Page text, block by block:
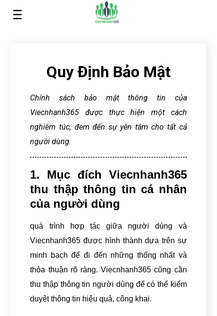
Trang chủ Quy định bảo mật
Quy Định Bảo Mật
Chính sách bảo mật thông tin của
Viecnhanh365 được thực hiện một cách
nghiêm túc, đem đến sự yên tâm cho tất cả
người dùng.
1. Mục đích Viecnhanh365
thu thập thông tin cá nhân
của người dùng
quá trình hợp tác giữa người dùng và
Viecnhanh365 được hình thành dựa trên sự
minh bạch để đi đến những thống nhất và
thỏa thuận rõ ràng. Viecnhanh365 cũng cần
thu thập thông tin người dùng để có thể kiểm
duyệt thông tin hiệu quả, công khai.